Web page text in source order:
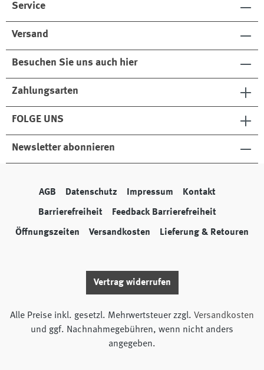
Service
Versand
Besuchen Sie uns auch hier
Zahlungsarten
FOLGE UNS
Newsletter abonnieren
AGB Datenschutz Impressum Kontakt
Barrierefreiheit Feedback Barrierefreiheit
Öffnungszeiten Versandkosten Lieferung & Retouren
Vertrag widerrufen
Alle Preise inkl. gesetzl. Mehrwertsteuer zzgl. Versandkosten
und ggf. Nachnahmegebühren, wenn nicht anders
angegeben.